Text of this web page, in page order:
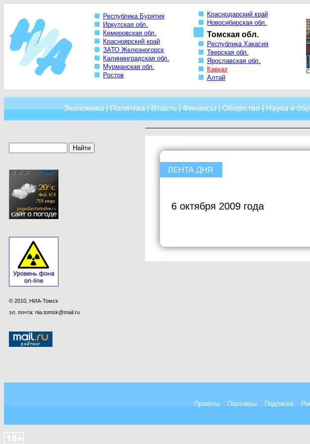
Республика Бурятия
Иркутская обл.
Кемеровская обл.
Красноярский край
ЗАТО Железногорск
Калининградская обл.
Мурманская обл.
Ростов
Краснодарский край
Новосибирская обл.
Томская обл.
Республика Хакасия
Тверская обл.
Ярославская обл.
Кавказ
Алтай
Экономика|Политика|Власть|Финансы|Общество|Наука и
© 2010, НИА-Томск
эл. почта: nia.tomsk@mail.ru
6 октября 2009 года
Проекты Партнеры Подписка